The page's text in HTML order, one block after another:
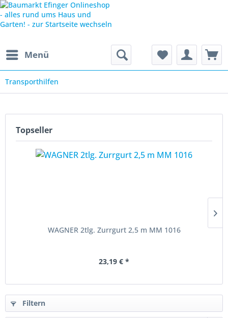
Menü
Transporthilfen
Topseller
WAGNER 2tlg. Zurrgurt 2,5 m MM 1016
23,19 € *
Filtern